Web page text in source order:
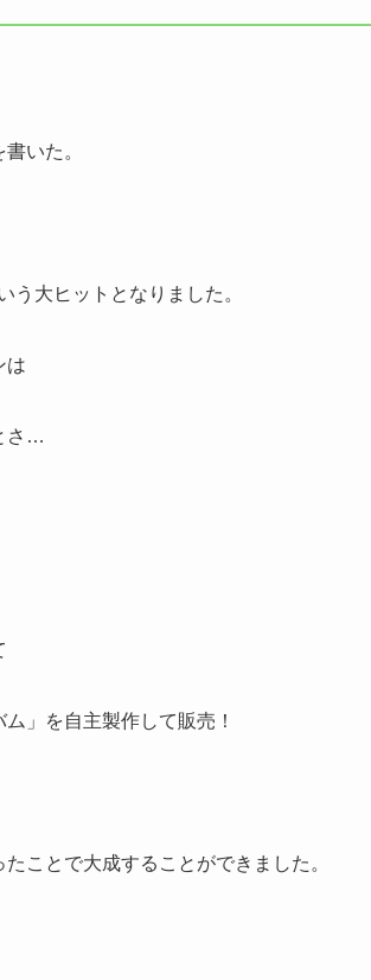
いた。
う大ヒットとなりました。
は
さ…
」を自主製作して販売！
ことで大成することができました。